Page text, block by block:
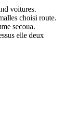
voitures.
choisi route.
secoua.
elle deux